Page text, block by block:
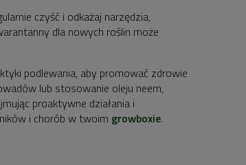
czyść i odkażaj narzędzia,
dla nowych roślin może
podlewania, aby promować zdrowie
lub stosowanie oleju neem,
proaktywne działania i
i chorób w twoim growboxie.